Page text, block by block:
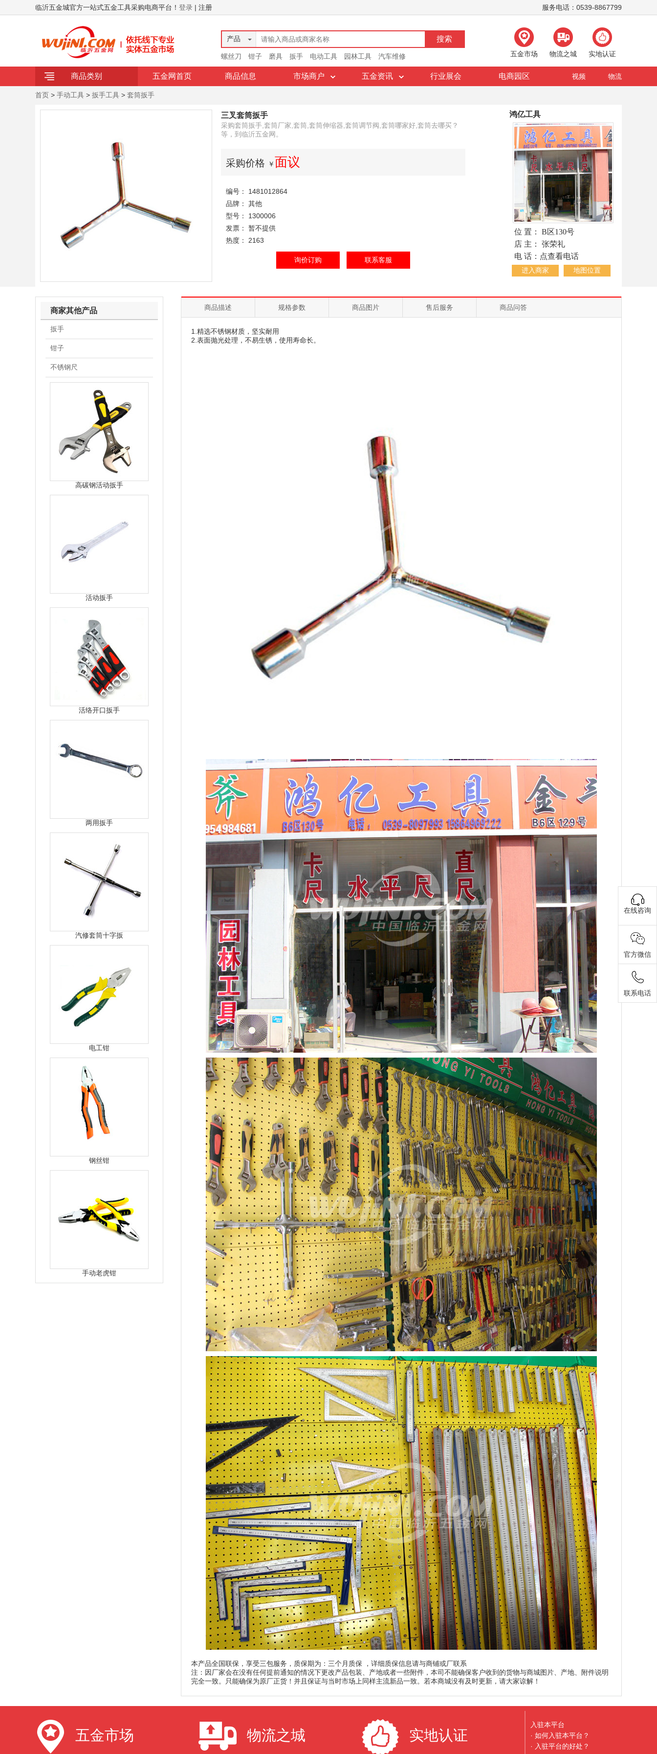
服务电话：0539-8867799
临沂五金城官方一站式五金工具采购电商平台！ 登录 | 注册
产品
螺丝刀 钳子 磨具 扳手 电动工具 园林工具 汽车维修 五金市场 物流之城 实地认证
商品类别 五金网首页 商品信息 市场商户 五金资讯 行业展会 电商园区 视频 物流
首页 > 手动工具 > 扳手工具 > 套筒扳手
鸿亿工具
位 置： B区130号
店 主： 张荣礼
电 话：点查看电话
进入商家 地图位置
三叉套筒扳手
采购套筒扳手,套筒厂家,套筒,套筒伸缩器,套筒调节阀,套筒哪家好,套筒去哪买？
等，到临沂五金网。
采购价格 ￥面议
编号： 1481012864
品牌： 其他
型号： 1300006
发票： 暂不提供
热度： 2163
询价订购 联系客服
商品描述 规格参数 商品图片 售后服务 商品问答
1.精选不锈钢材质，坚实耐用
2.表面抛光处理，不易生锈，使用寿命长。
本产品全国联保，享受三包服务，质保期为：三个月质保 ，详细质保信息请与商铺或厂联系
注：因厂家会在没有任何提前通知的情况下更改产品包装、产地或者一些附件，本司不能确保客户收到的货物与商城图片、产地、附件说明
完全一致。只能确保为原厂正货！并且保证与当时市场上同样主流新品一致。若本商城没有及时更新，请大家谅解！
商家其他产品
扳手
钳子
不锈钢尺
高碳钢活动扳手
活动扳手
活络开口扳手
两用扳手
汽修套筒十字扳
电工钳
钢丝钳
手动老虎钳
五金市场 物流之城 实地认证
入驻本平台
· 如何入驻本平台？
· 入驻平台的好处？
在线咨询
官方微信
联系电话